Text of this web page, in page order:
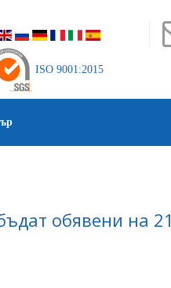
ISO 9001:2015
обявени на 21